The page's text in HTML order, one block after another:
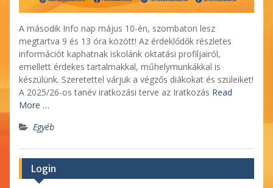
A második Info nap május 10-én, szombaton lesz
megtartva 9 és 13 óra között! Az érdeklődők részletes
információt kaphatnak iskolánk oktatási profiljairól,
emellett érdekes tartalmakkal, műhelymunkákkal is
készülünk. Szeretettel várjuk a végzős diákokat és szüleiket!
A 2025/26-os tanév iratkozási terve az Iratkozás Read
More …
Egyéb
Login